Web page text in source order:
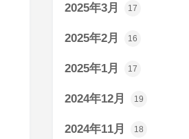
2025年3月 17
2025年2月 16
2025年1月 17
2024年12月 19
2024年11月 18